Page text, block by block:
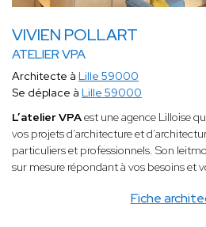
VIVIEN POLLART
ATELIER VPA
Fiche
Architecte à Lille 59000
Se déplace à Lille 59000
L’atelier VPAest une agence Lilloise
vos projets d’architecture et
particuliers et professionnels. Son
sur mesure répondant à vos besoins et